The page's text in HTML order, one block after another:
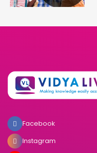
Facebook
Instagram